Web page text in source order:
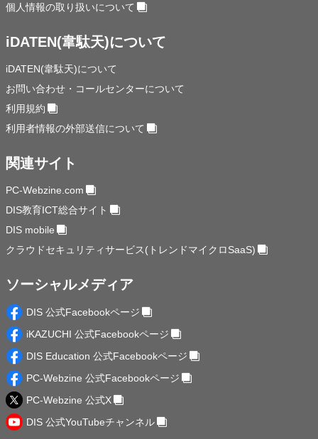
個人情報の取り扱いについて
iDATEN(韋駄天)について
iDATEN(韋駄天)について
お問い合わせ・コールセンターについて
利用規約
利用者情報の外部送信について
関連サイト
PC-Webzine.com
DIS教育ICT総合サイト
DIS mobile
クラウドセキュリティサービス(トレンドマイクロSaaS)
ソーシャルメディア
DIS 公式Facebookページ
iKAZUCHI 公式Facebookページ
DIS Education 公式Facebookページ
PC-Webzine 公式Facebookページ
PC-Webzine 公式X
DIS 公式YouTubeチャンネル